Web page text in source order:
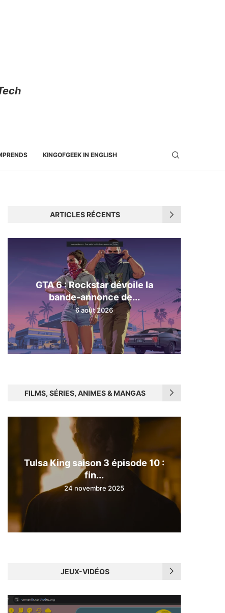
KINGOFGEEK IN ENGLISH
ARTICLES RÉCENTS
GTA 6 : Rockstar dévoile la
bande-annonce de...
6 août 2026
FILMS, SÉRIES, ANIMES & MANGAS
Tulsa King saison 3 épisode 10 :
fin...
24 novembre 2025
JEUX-VIDÉOS